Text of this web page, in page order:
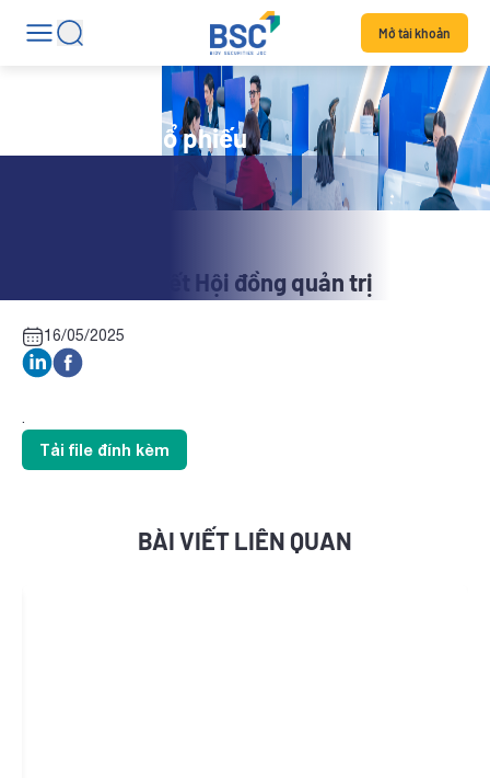
Mở tài khoản
Tin tức mã cổ phiếu
TTC: Nghị quyết Hội đồng quản trị
16/05/2025
.
Tải file đính kèm
BÀI VIẾT LIÊN QUAN